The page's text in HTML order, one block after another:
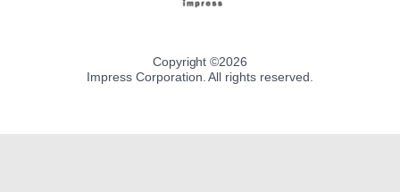
Copyright ©2026
Impress Corporation. All rights reserved.